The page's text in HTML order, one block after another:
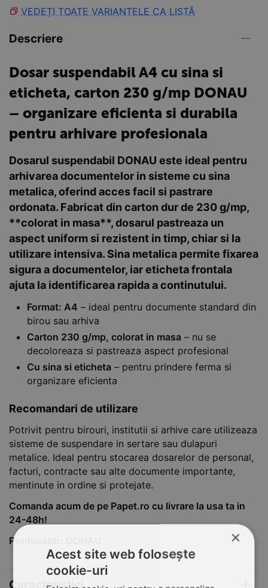
VEDEȚI TOATE VARIANTELE CA LISTĂ
Descriere
Dosar suspendabil A4 cu sina si
eticheta, carton 230 g/mp DONAU
– organizare eficienta si durabila
pentru arhivare profesionala
Dosarul suspendabil DONAU este ideal pentru
arhivarea documentelor in sisteme cu sina
metalica, oferind acces facil si pastrare
ordonata. Fabricat din carton dur de 230 g/mp,
**colorat in masa**, dosarul pastreaza un
aspect uniform si rezistent in timp, chiar si la
utilizare intensiva. Sina metalica permite fixarea
sigura a documentelor, iar eticheta frontala
ajuta la identificarea rapida a continutului.
Format: A4 – ideal pentru documente standard din
birou sau arhiva
Carton 230 g/mp, colorat in masa – nu se
decoloreaza si pastreaza aspect profesional
Cu sina si eticheta – pentru prindere ferma si
organizare eficienta
Recomandari de utilizare
Potrivit pentru birouri, institutii si arhive care utilizeaza
sisteme de suspendare in sertare sau dulapuri
metalice. Ideal pentru stocarea dosarelor de personal,
facturi, contracte sau alte documente importante,
mentinute in ordine si protejate.
Comanda acum de pe Papet.ro cu livrare la usa ta in
24-48h!
Producator: DONAU
Caracteristici
×
Acest site web folosește
cookie-uri